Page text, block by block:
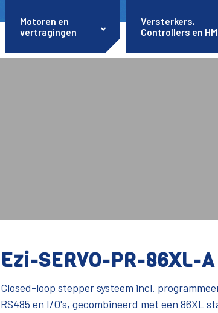
Motoren en
vertragingen
Versterkers,
Controllers en
Ezi-SERVO-PR-86XL-A
Closed-loop stepper systeem incl.
RS485 en I/O's, gecombineerd met een 86XL